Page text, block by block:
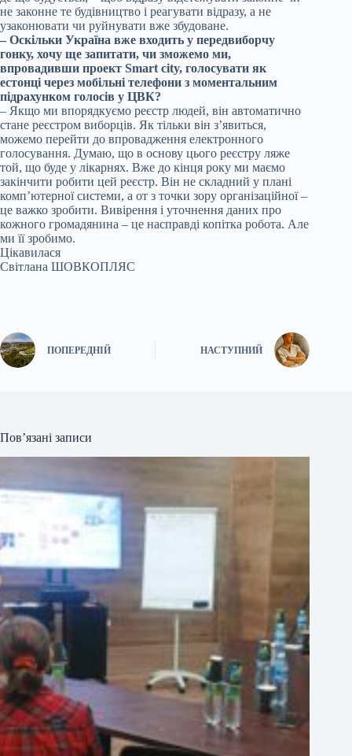
не законне те будівництво і реагувати відразу, а не
узаконювати чи руйнувати вже збудоване.
– Оскільки Україна вже входить у передвиборчу
гонку, хочу ще запитати, чи зможемо ми,
впровадивши проект Smart city, голосувати як
естонці через мобільні телефони з моментальним
підрахунком голосів у ЦВК?
– Якщо ми впорядкуємо реєстр людей, він автоматично
стане реєстром виборців. Як тільки він з’явиться,
можемо перейти до впровадження електронного
голосування. Думаю, що в основу цього реєстру ляже
той, що буде у лікарнях. Вже до кінця року ми маємо
закінчити робити цей реєстр. Він не складний у плані
комп’ютерної системи, а от з точки зору організаційної –
це важко зробити. Вивірення і уточнення даних про
кожного громадянина – це насправді копітка робота. Але
ми її зробимо.
Цікавилася
Світлана ШОВКОПЛЯС
ПОПЕРЕДНІЙ НАСТУПНИЙ
Пов’язані записи